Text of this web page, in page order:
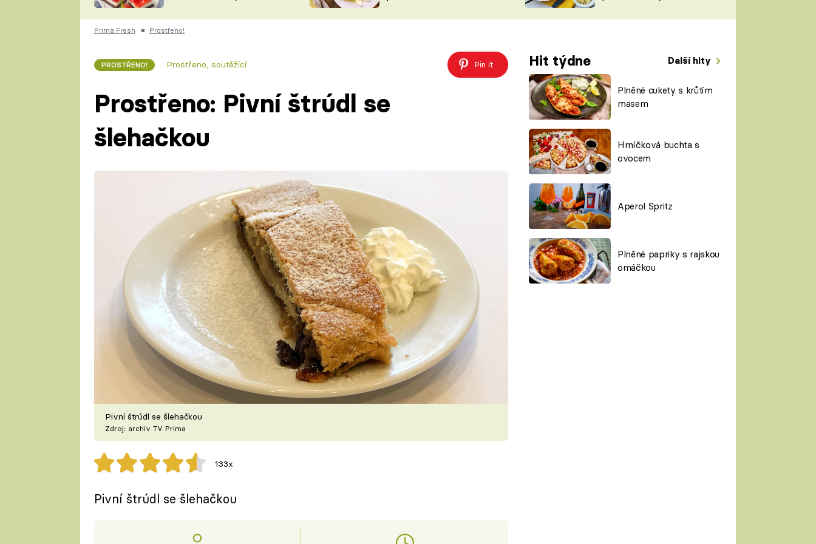
ČESKO NA TALÍŘI
KUCHAŘKA
VYCHYTÁVKY
ŠÉFREDAKTORKY
ČASOPIS
Prima Fresh ■ Prostřeno!
PROSTŘENO! Prostřeno, soutěžící Pin it Hit týdne Další hity
Plněné cukety s krůtím
masem
Hrníčková buchta s
ovocem
Aperol Spritz
Plněné papriky s rajskou
omáčkou
Prostřeno: Pivní štrúdl se
šlehačkou
Pivní štrúdl se šlehačkou
Zdroj: archiv TV Prima
133x
Pivní štrúdl se šlehačkou